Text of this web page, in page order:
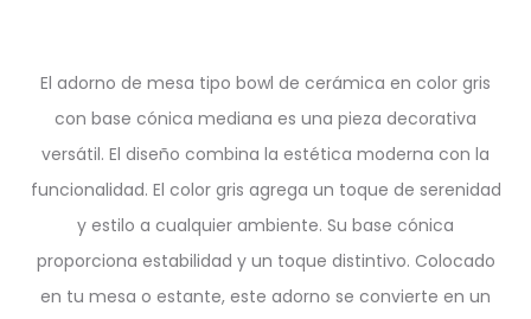
El adorno de mesa tipo bowl de cerámica en color gris
con base cónica mediana es una pieza decorativa
versátil. El diseño combina la estética moderna con la
funcionalidad. El color gris agrega un toque de serenidad
y estilo a cualquier ambiente. Su base cónica
proporciona estabilidad y un toque distintivo. Colocado
en tu mesa o estante, este adorno se convierte en un